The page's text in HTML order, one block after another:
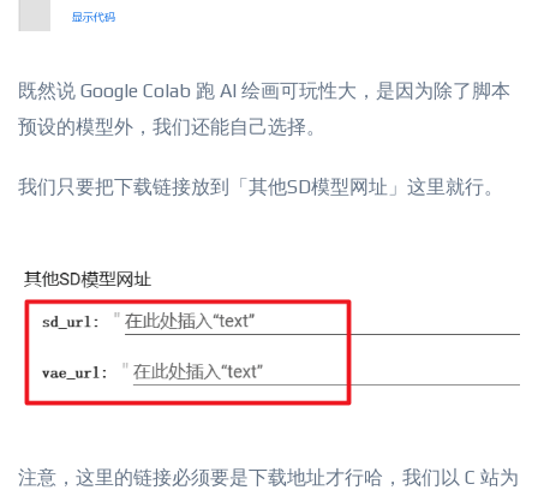
既然说 Google Colab 跑 AI 绘画可玩性大，是因为除了脚本
预设的模型外，我们还能自己选择。
我们只要把下载链接放到「其他SD模型网址」这里就行。
注意，这里的链接必须要是下载地址才行哈，我们以 C 站为